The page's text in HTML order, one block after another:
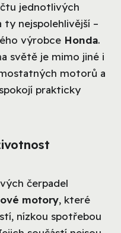
jednotlivých
ty nejspolehlivější –
výrobce Honda.
světě je mimo jiné i
motorů a
prakticky
čerpadel
motory, které
nízkou spotřebou